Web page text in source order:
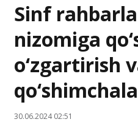
Sinf
nizomiga
o‘zgartirish
30.06.2024 02:51